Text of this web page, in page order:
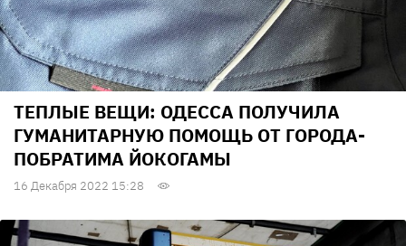
ТЕПЛЫЕ ВЕЩИ: ОДЕССА ПОЛУЧИЛА
ГУМАНИТАРНУЮ ПОМОЩЬ ОТ ГОРОДА-
ПОБРАТИМА ЙОКОГАМЫ
16 Декабря 2022 15:28